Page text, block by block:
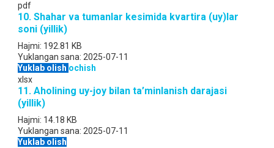
pdf
10. Shahar va tumanlar kesimida kvartira (uy)lar
soni (yillik)
Hajmi: 192.81 KB
Yuklangan sana: 2025-07-11
Yuklab olish ochish
xlsx
11. Aholining uy-joy bilan ta’minlanish darajasi
(yillik)
Hajmi: 14.18 KB
Yuklangan sana: 2025-07-11
Yuklab olish